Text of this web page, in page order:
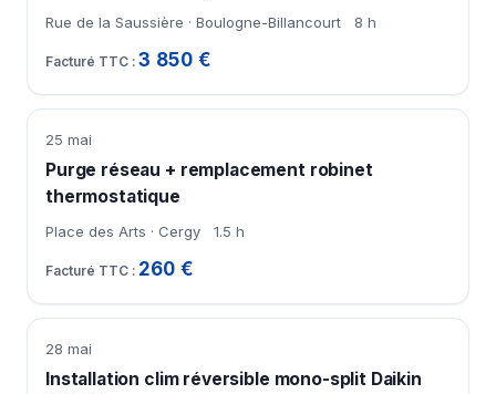
Rue de la Saussière · Boulogne-Billancourt 8 h
3 850 €
25 mai
Purge réseau + remplacement robinet
thermostatique
Place des Arts · Cergy 1.5 h
260 €
28 mai
Installation clim réversible mono-split Daikin